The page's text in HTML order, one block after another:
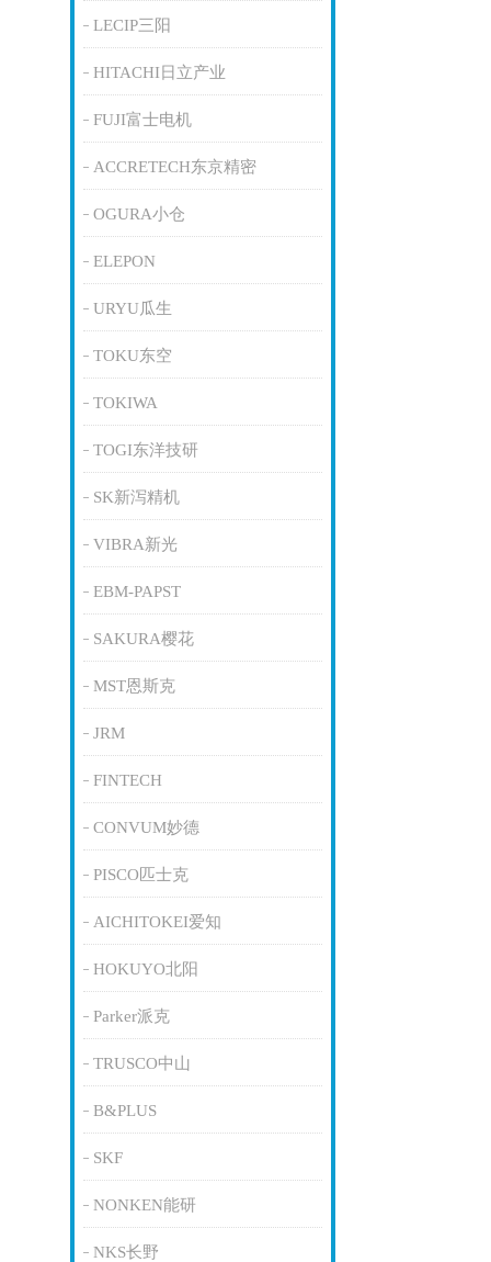
LECIP三阳
HITACHI日立产业
FUJI富士电机
ACCRETECH东京精密
OGURA小仓
ELEPON
URYU瓜生
TOKU东空
TOKIWA
TOGI东洋技研
SK新泻精机
VIBRA新光
EBM-PAPST
SAKURA樱花
MST恩斯克
JRM
FINTECH
CONVUM妙德
PISCO匹士克
AICHITOKEI爱知
HOKUYO北阳
Parker派克
TRUSCO中山
B&PLUS
SKF
NONKEN能研
NKS长野